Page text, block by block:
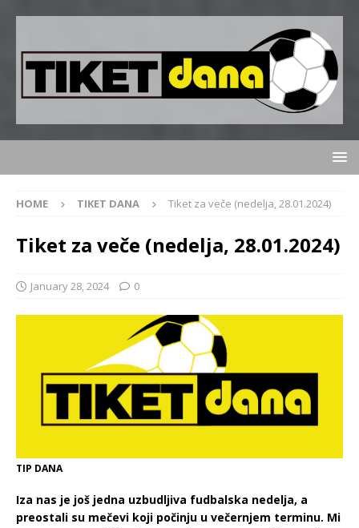
HOME TIKET DANA Tiket za veče (nedelja, 28.01.2024)
Tiket za veče (nedelja, 28.01.2024)
January 28, 2024 0
TIP DANA
Iza nas je još jedna uzbudljiva fudbalska nedelja, a
preostali su mečevi koji počinju u večernjem terminu. Mi